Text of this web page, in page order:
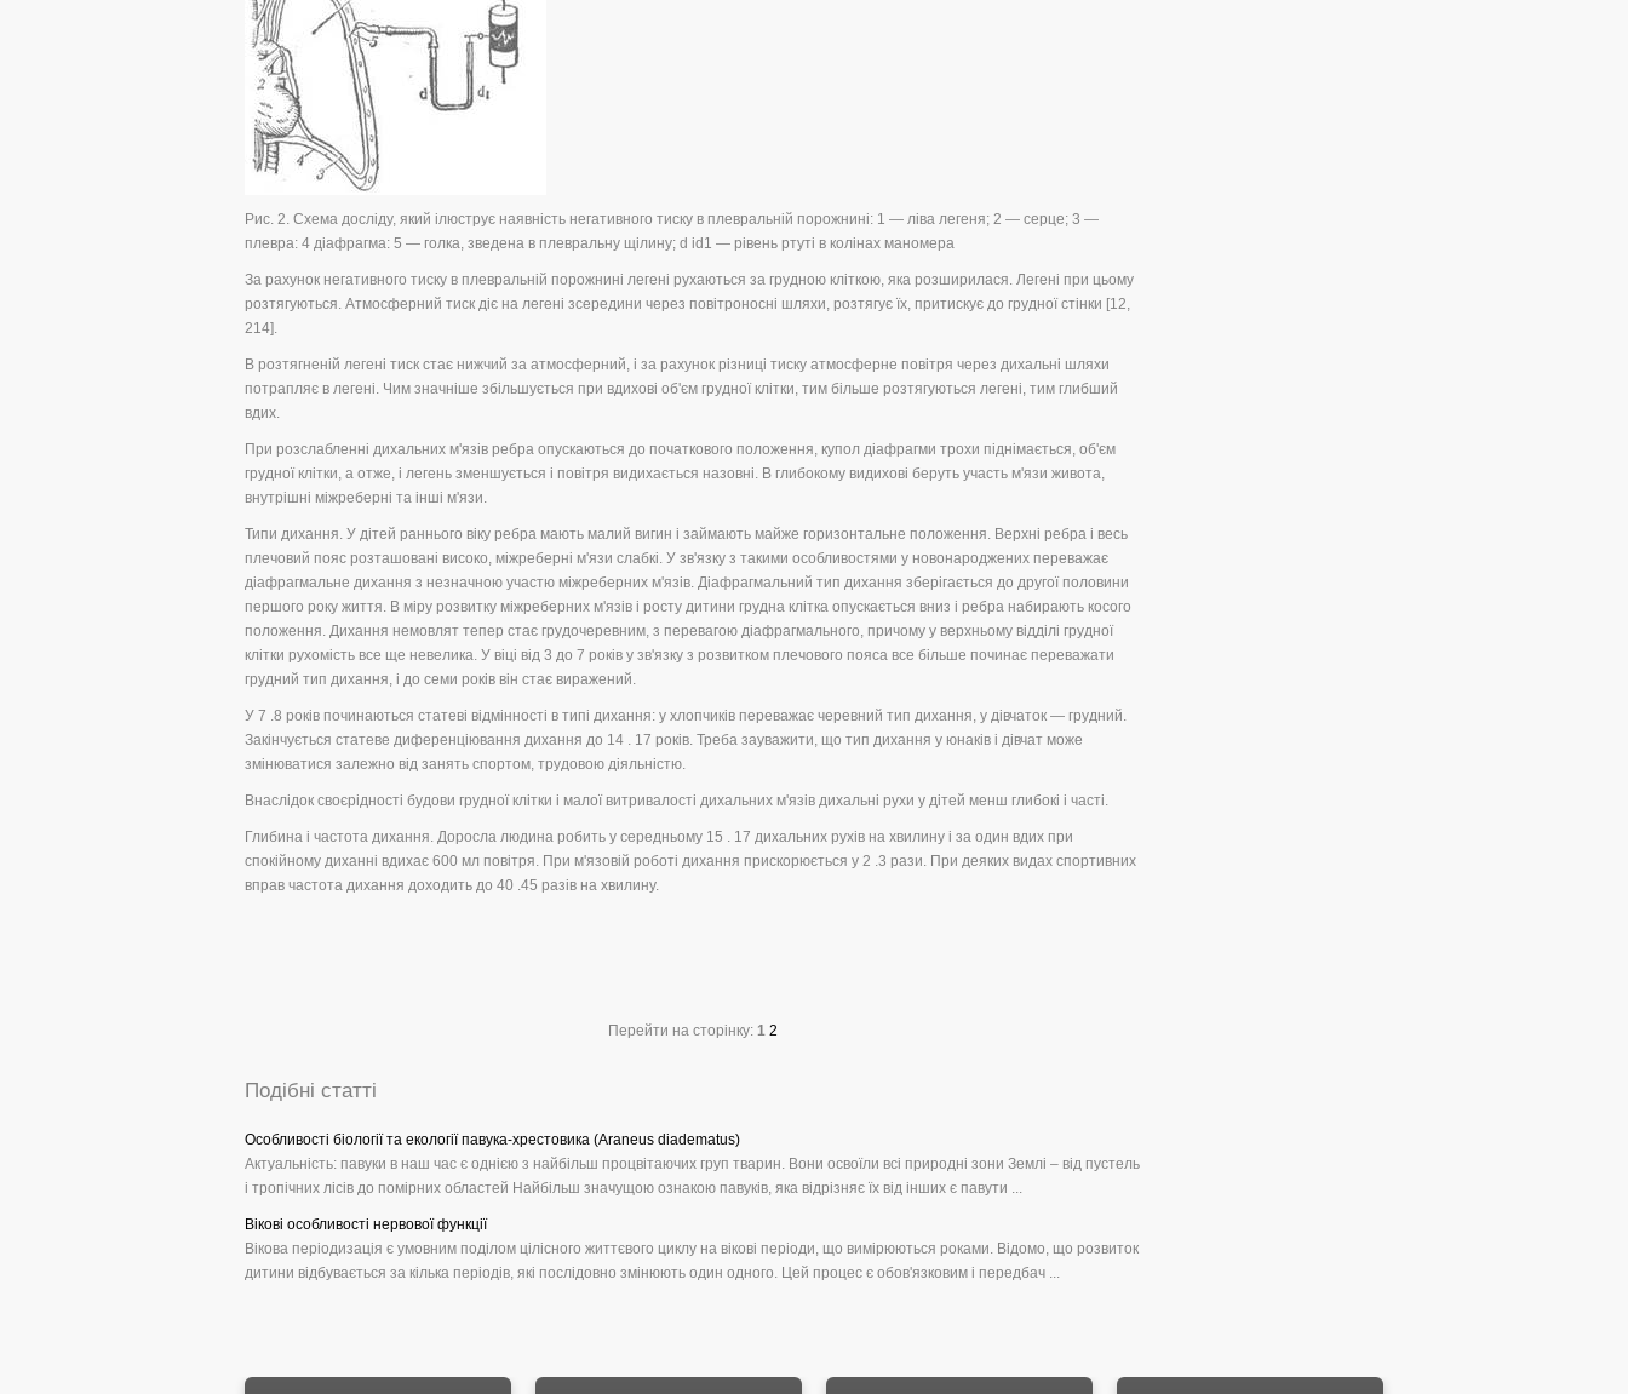
Рис. 2. Схема досліду, який ілюструє наявність негативного тиску в плевральній порожнині: 1 — ліва легеня; 2 — серце; 3 —
плевра: 4 діафрагма: 5 — голка, зведена в плевральну щілину; d іd1 — рівень ртуті в колінах маномера
За рахунок негативного тиску в плевральній порожнині легені рухаються за грудною кліткою, яка розширилася. Легені при цьому
розтягуються. Атмосферний тиск діє на легені зсередини через повітроносні шляхи, розтягує їх, притискує до грудної стінки [12,
214].
В розтягненій легені тиск стає нижчий за атмосферний, і за рахунок різниці тиску атмосферне повітря через дихальні шляхи
потрапляє в легені. Чим значніше збільшується при вдихові об'єм грудної клітки, тим більше розтягуються легені, тим глибший
вдих.
При розслабленні дихальних м'язів ребра опускаються до початкового положення, купол діафрагми трохи піднімається, об'єм
грудної клітки, а отже, і легень зменшується і повітря видихається назовні. В глибокому видихові беруть участь м'язи живота,
внутрішні міжреберні та інші м'язи.
Типи дихання. У дітей раннього віку ребра мають малий вигин і займають майже горизонтальне положення. Верхні ребра і весь
плечовий пояс розташовані високо, міжреберні м'язи слабкі. У зв'язку з такими особливостями у новонароджених переважає
діафрагмальне дихання з незначною участю міжреберних м'язів. Діафрагмальний тип дихання зберігається до другої половини
першого року життя. В міру розвитку міжреберних м'язів і росту дитини грудна клітка опускається вниз і ребра набирають косого
положення. Дихання немовлят тепер стає грудочеревним, з перевагою діафрагмального, причому у верхньому відділі грудної
клітки рухомість все ще невелика. У віці від 3 до 7 років у зв'язку з розвитком плечового пояса все більше починає переважати
грудний тип дихання, і до семи років він стає виражений.
У 7 .8 років починаються статеві відмінності в типі дихання: у хлопчиків переважає черевний тип дихання, у дівчаток — грудний.
Закінчується статеве диференціювання дихання до 14 . 17 років. Треба зауважити, що тип дихання у юнаків і дівчат може
змінюватися залежно від занять спортом, трудовою діяльністю.
Внаслідок своєрідності будови грудної клітки і малої витривалості дихальних м'язів дихальні рухи у дітей менш глибокі і часті.
Глибина і частота дихання. Доросла людина робить у середньому 15 . 17 дихальних рухів на хвилину і за один вдих при
спокійному диханні вдихає 600 мл повітря. При м'язовій роботі дихання прискорюється у 2 .3 рази. При деяких видах спортивних
вправ частота дихання доходить до 40 .45 разів на хвилину.
Перейти на сторінку: 1 2
Подібні статті
Особливості біології та екології павука-хрестовика (Araneus diadematus)
Актуальність: павуки в наш час є однією з найбільш процвітаючих груп тварин. Вони освоїли всі природні зони Землі – від пустель
і тропічних лісів до помірних областей Найбільш значущою ознакою павуків, яка відрізняє їх від інших є павути ...
Вікові особливості нервової функції
Вікова періодизація є умовним поділом цілісного життєвого циклу на вікові періоди, що вимірюються роками. Відомо, що розвиток
дитини відбувається за кілька періодів, які послідовно змінюють один одного. Цей процес є обов'язковим і передбач ...